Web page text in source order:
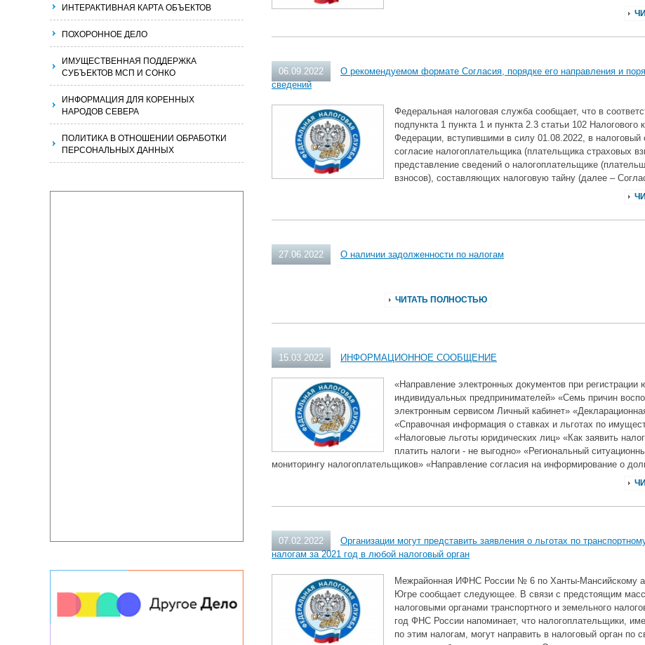
06.09.2022
О рекомендуемом формате Согласия, порядке его направления и
сведений
Федеральная налоговая служба сообщает, что в
подпункта 1 пункта 1 и пункта 2.3 статьи 102 Налогового
Федерации, вступившими в силу 01.08.2022, в налоговый
согласие налогоплательщика (плательщика страховых
представление сведений о налогоплательщике
взносов), составляющих налоговую тайну (далее –
27.06.2022 О наличии задолженности по налогам
ЧИТАТЬ ПОЛНОСТЬЮ
15.03.2022 ИНФОРМАЦИОННОЕ СООБЩЕНИЕ
«Направление электронных документов при регистрации
индивидуальных предпринимателей» «Семь причин
электронным сервисом Личный кабинет»
«Справочная информация о ставках и льготах по
«Налоговые льготы юридических лиц» «Как заявить
платить налоги - не выгодно» «Региональный
мониторингу налогоплательщиков» «Направление согласия на информирование о
07.02.2022
Организации могут представить заявления о льготах по
налогам за 2021 год в любой налоговый орган
Межрайонная ИФНС России № 6 по Ханты-Мансийскому
Югре сообщает следующее. В связи с предстоящим
налоговыми органами транспортного и земельного
год ФНС России напоминает, что налогоплательщики,
по этим налогам, могут направить в налоговый орган по
ИНТЕРАКТИВНАЯ КАРТА ОБЪЕКТОВ
ПОХОРОННОЕ ДЕЛО
ИМУЩЕСТВЕННАЯ ПОДДЕРЖКА
СУБЪЕКТОВ МСП И СОНКО
ИНФОРМАЦИЯ ДЛЯ КОРЕННЫХ
НАРОДОВ СЕВЕРА
ПОЛИТИКА В ОТНОШЕНИИ ОБРАБОТКИ
ПЕРСОНАЛЬНЫХ ДАННЫХ